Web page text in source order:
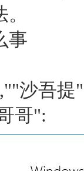
事
沙吾提
哥":